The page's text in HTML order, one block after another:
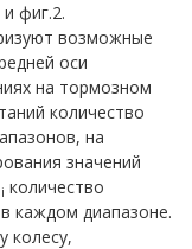
фиг.2.
возможные
оси
на тормозном
количество
на
значений
i количество
каждом диапазоне.
колесу,